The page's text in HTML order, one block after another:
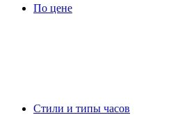
По цене
Стили и типы часов